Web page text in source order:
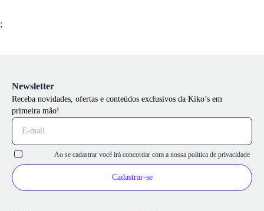
;
Newsletter
Receba novidades, ofertas e conteúdos exclusivos da Kiko’s em
primeira mão!
Ao se cadastrar você irá concordar com a nossa política de privacidade
Cadastrar-se